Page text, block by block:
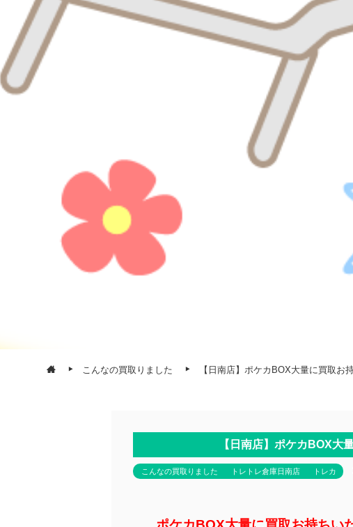
こんなの買取りました 【日南店】ポケカBOX大量に買取お
【日南店】ポケカBOX大
こんなの買取りました トレトレ倉庫日南店 トレカ